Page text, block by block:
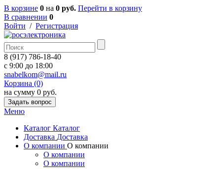
В корзине 0 на 0 руб. Перейти в корзину
В сравнении 0
Войти / Регистрация
8 (917) 786-18-40
c 9:00 до 18:00
snabelkom@mail.ru
Корзина (0)
на сумму 0 руб.
Задать вопрос
Меню
Каталог Каталог
Доставка Доставка
О компании О компании
О компании
О компании